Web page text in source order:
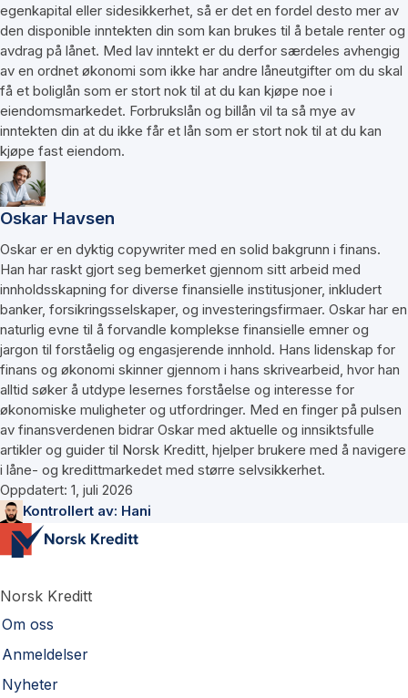
egenkapital eller sidesikkerhet, så er det en fordel desto mer av
den disponible inntekten din som kan brukes til å betale renter og
avdrag på lånet. Med lav inntekt er du derfor særdeles avhengig
av en ordnet økonomi som ikke har andre låneutgifter om du skal
få et boliglån som er stort nok til at du kan kjøpe noe i
eiendomsmarkedet. Forbrukslån og billån vil ta så mye av
inntekten din at du ikke får et lån som er stort nok til at du kan
kjøpe fast eiendom.
Oskar Havsen
Oskar er en dyktig copywriter med en solid bakgrunn i finans.
Han har raskt gjort seg bemerket gjennom sitt arbeid med
innholdsskapning for diverse finansielle institusjoner, inkludert
banker, forsikringsselskaper, og investeringsfirmaer. Oskar har en
naturlig evne til å forvandle komplekse finansielle emner og
jargon til forståelig og engasjerende innhold. Hans lidenskap for
finans og økonomi skinner gjennom i hans skrivearbeid, hvor han
alltid søker å utdype lesernes forståelse og interesse for
økonomiske muligheter og utfordringer. Med en finger på pulsen
av finansverdenen bidrar Oskar med aktuelle og innsiktsfulle
artikler og guider til Norsk Kreditt, hjelper brukere med å navigere
i låne- og kredittmarkedet med større selvsikkerhet.
Oppdatert: 1, juli 2026
Kontrollert av: Hani
Norsk Kreditt
Om oss
Anmeldelser
Nyheter